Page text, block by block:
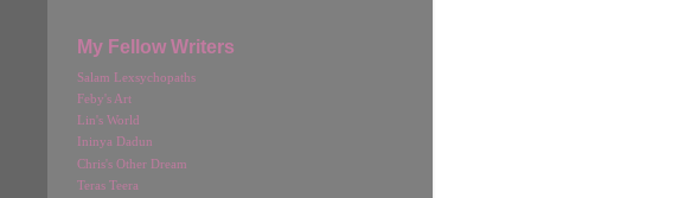
My Fellow Writers
Salam Lexsychopaths
Feby's Art
Lin's World
Ininya Dadun
Chris's Other Dream
Teras Teera